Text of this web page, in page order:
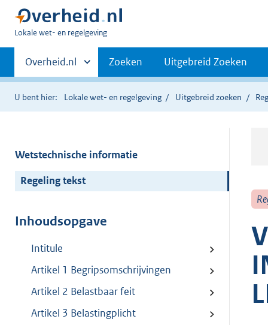
U
hier:
Lokale wet- en regelgeving
Primaire
navigatie
Andere
sites
binnen
Overheid.nl Zoeken Uitgebreid Zoeken
U bent hier: Lokale wet- en regelgeving Uitgebreid zoeken
Wetstechnische informatie
Regeling tekst
Inhoudsopgave
Intitule
Artikel 1 Begripsomschrijvingen
Artikel 2 Belastbaar feit
Artikel 3 Belastingplicht